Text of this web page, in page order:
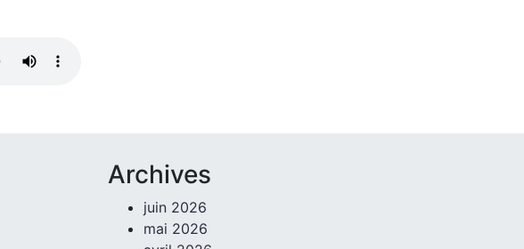
Archives
juin 2026
mai 2026